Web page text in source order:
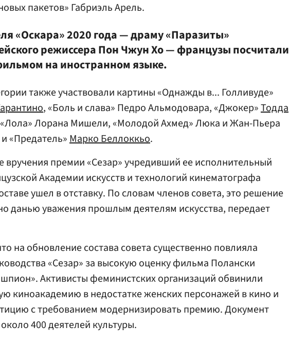
пакетов» Габриэль Арель.
«Оскара» 2020 года — драму «Паразиты»
режиссера Пон Чжун Хо — французы посчитали
на иностранном языке.
также участвовали картины «Однажды в... Голливуде»
, «Боль и слава» Педро Альмодовара, «Джокер»Тодда
Лорана Мишели, «Молодой Ахмед» Люка и Жан-Пьера
«Предатель»Марко Беллоккьо.
вручения премии «Сезар» учредивший ее исполнительный
Академии искусств и технологий кинематографа
ушел в отставку. По словам членов совета, это решение
данью уважения прошлым деятелям искусства, передает
на обновление состава совета существенно повлияла
«Сезар» за высокую оценку фильма Полански
Активисты феминистских организаций обвинили
киноакадемию в недостатке женских персонажей в кино и
с требованием модернизировать премию. Документ
400 деятелей культуры.